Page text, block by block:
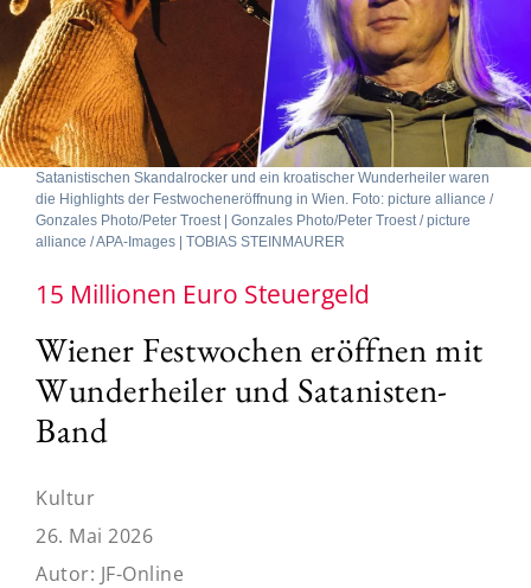
Satanistischen Skandalrocker und ein kroatischer Wunderheiler waren
die Highlights der Festwocheneröffnung in Wien. Foto: picture alliance /
Gonzales Photo/Peter Troest | Gonzales Photo/Peter Troest / picture
alliance / APA-Images | TOBIAS STEINMAURER
15 Millionen Euro Steuergeld
Wiener Festwochen eröffnen mit
Wunderheiler und Satanisten-
Band
Kultur
26. Mai 2026
Autor: JF-Online